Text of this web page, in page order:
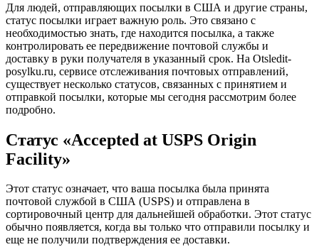
Для людей, отправляющих посылки в США и другие страны,
статус посылки играет важную роль. Это связано с
необходимостью знать, где находится посылка, а также
контролировать ее передвижение почтовой службы и
доставку в руки получателя в указанный срок. На Otsledit-
posylku.ru, сервисе отслеживания почтовых отправлений,
существует несколько статусов, связанных с принятием и
отправкой посылки, которые мы сегодня рассмотрим более
подробно.
Статус «Accepted at USPS Origin
Facility»
Этот статус означает, что ваша посылка была принята
почтовой службой в США (USPS) и отправлена в
сортировочный центр для дальнейшей обработки. Этот статус
обычно появляется, когда вы только что отправили посылку и
еще не получили подтверждения ее доставки.